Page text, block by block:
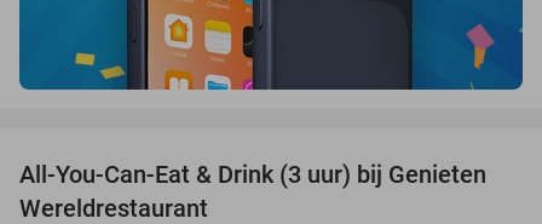
19%
All-You-Can-Eat & Drink (3 uur) bij Genieten
Wereldrestaurant